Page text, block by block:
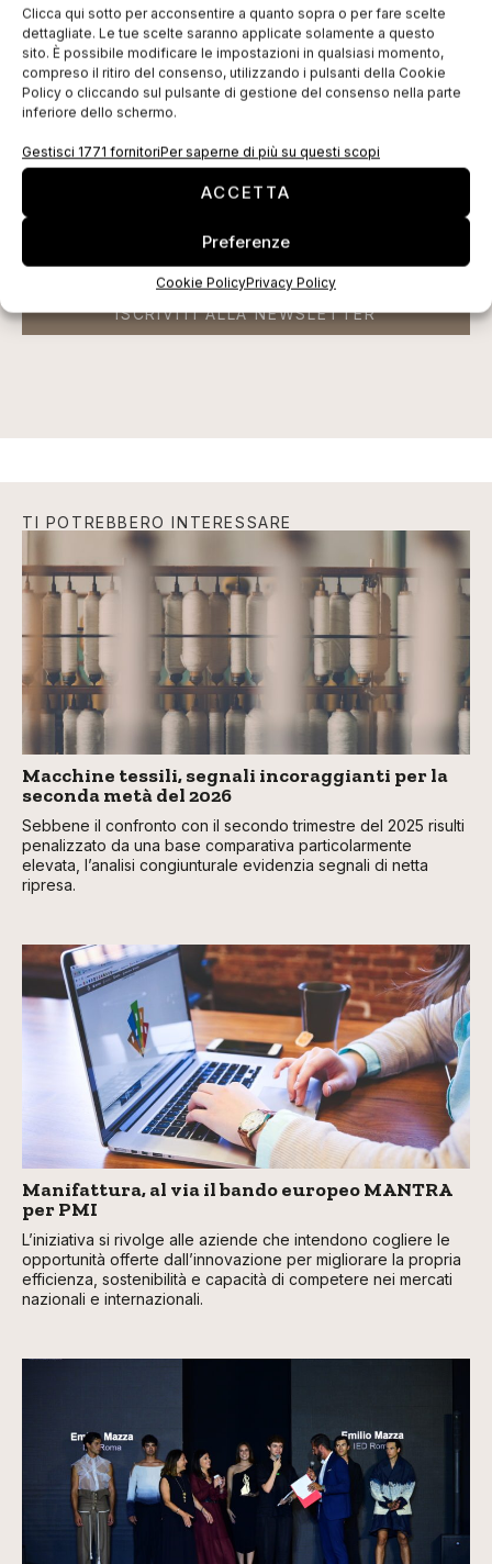
Clicca qui sotto per acconsentire a quanto sopra o per fare scelte
dettagliate. Le tue scelte saranno applicate solamente a questo
sito. È possibile modificare le impostazioni in qualsiasi momento,
compreso il ritiro del consenso, utilizzando i pulsanti della Cookie
Policy o cliccando sul pulsante di gestione del consenso nella parte
inferiore dello schermo.
Gestisci 1771 fornitoriPer saperne di più su questi scopi
ACCETTA
Preferenze
Cookie PolicyPrivacy Policy
EDICOLA WEB
ISCRIVITI ALLA NEWSLETTER
TI POTREBBERO INTERESSARE
Macchine tessili, segnali incoraggianti per la
seconda metà del 2026
Sebbene il confronto con il secondo trimestre del 2025 risulti
penalizzato da una base comparativa particolarmente
elevata, l’analisi congiunturale evidenzia segnali di netta
ripresa.
Manifattura, al via il bando europeo MANTRA
per PMI
L’iniziativa si rivolge alle aziende che intendono cogliere le
opportunità offerte dall’innovazione per migliorare la propria
efficienza, sostenibilità e capacità di competere nei mercati
nazionali e internazionali.